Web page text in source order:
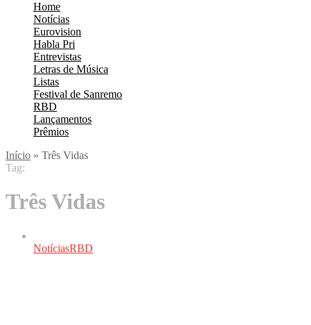
Home
Notícias
Eurovision
Habla Pri
Entrevistas
Letras de Música
Listas
Festival de Sanremo
RBD
Lançamentos
Prêmios
Início » Três Vidas
Tag:
Três Vidas
NotíciasRBD